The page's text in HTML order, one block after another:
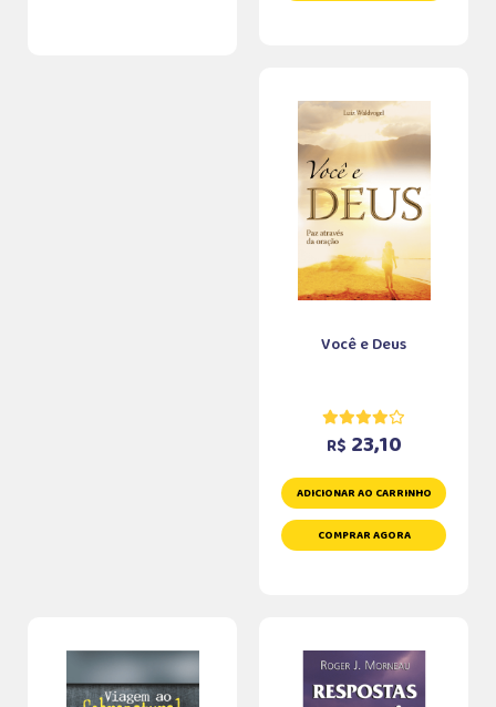
Você e Deus
R$ 23,10
ADICIONAR AO CARRINHO
COMPRAR AGORA